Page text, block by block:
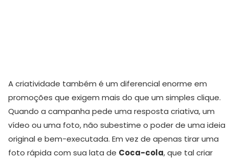
A criatividade também é um diferencial enorme em
promoções que exigem mais do que um simples clique.
Quando a campanha pede uma resposta criativa, um
vídeo ou uma foto, não subestime o poder de uma ideia
original e bem-executada. Em vez de apenas tirar uma
foto rápida com sua lata de Coca-cola, que tal criar